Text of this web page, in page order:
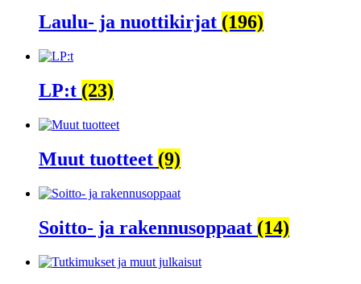
Laulu- ja nuottikirjat (196)
LP:t (23)
Muut tuotteet (9)
Soitto- ja rakennusoppaat (14)